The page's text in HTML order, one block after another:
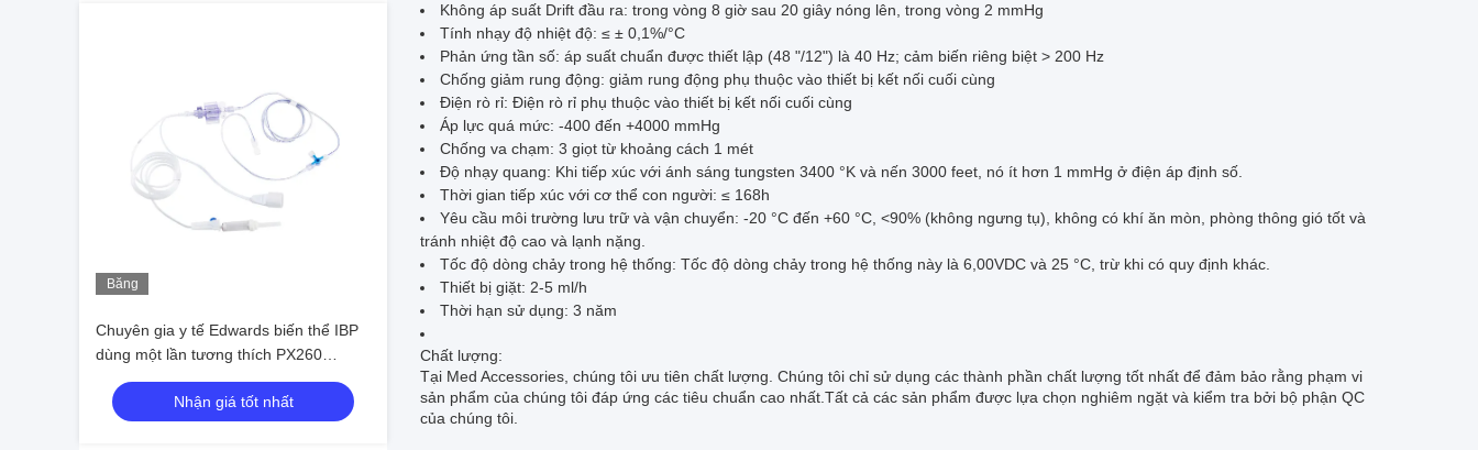
Băng
Chuyên gia y tế Edwards biến thể IBP
dùng một lần tương thích PX260
PX600
Nhận giá tốt nhất
Không áp suất Drift đầu ra: trong vòng 8 giờ sau 20 giây nóng lên, trong vòng 2 mmHg
Tính nhạy độ nhiệt độ: ≤ ± 0,1%/°C
Phản ứng tần số: áp suất chuẩn được thiết lập (48 "/12") là 40 Hz; cảm biến riêng biệt > 200 Hz
Chống giảm rung động: giảm rung động phụ thuộc vào thiết bị kết nối cuối cùng
Điện rò rỉ: Điện rò rỉ phụ thuộc vào thiết bị kết nối cuối cùng
Áp lực quá mức: -400 đến +4000 mmHg
Chống va chạm: 3 giọt từ khoảng cách 1 mét
Độ nhạy quang: Khi tiếp xúc với ánh sáng tungsten 3400 °K và nến 3000 feet, nó ít hơn 1 mmHg ở điện áp định số.
Thời gian tiếp xúc với cơ thể con người: ≤ 168h
Yêu cầu môi trường lưu trữ và vận chuyển: -20 °C đến +60 °C, <90% (không ngưng tụ), không có khí ăn mòn, phòng thông gió tốt và
tránh nhiệt độ cao và lạnh nặng.
Tốc độ dòng chảy trong hệ thống: Tốc độ dòng chảy trong hệ thống này là 6,00VDC và 25 °C, trừ khi có quy định khác.
Thiết bị giặt: 2-5 ml/h
Thời hạn sử dụng: 3 năm
Chất lượng:
Tại Med Accessories, chúng tôi ưu tiên chất lượng. Chúng tôi chỉ sử dụng các thành phần chất lượng tốt nhất để đảm bảo rằng phạm vi
sản phẩm của chúng tôi đáp ứng các tiêu chuẩn cao nhất.Tất cả các sản phẩm được lựa chọn nghiêm ngặt và kiểm tra bởi bộ phận QC
của chúng tôi.